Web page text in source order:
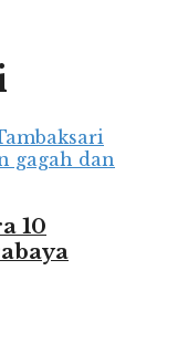
10